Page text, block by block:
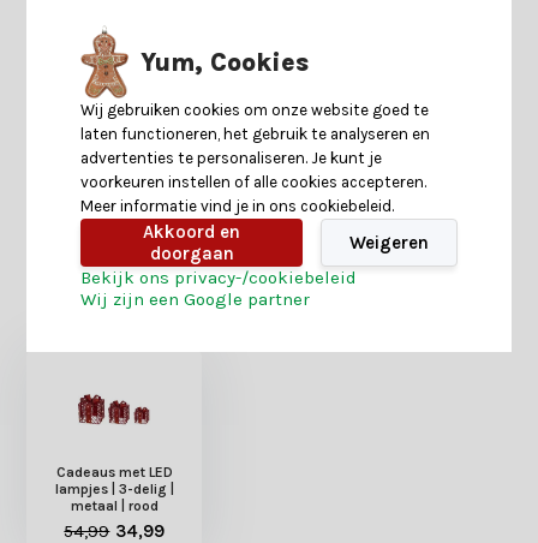
Specificaties
Reviews
Heb je nog interesse in deze recent bekeken
producten?
Cadeaus met LED
lampjes | 3-delig |
metaal | rood
54,99 34,99
Yum, Cookies
Wij gebruiken cookies om onze website goed te
laten functioneren, het gebruik te analyseren en
advertenties te personaliseren. Je kunt je
voorkeuren instellen of alle cookies accepteren.
Meer informatie vind je in ons cookiebeleid.
Akkoord en
doorgaan
Weigeren
Bekijk ons privacy-/cookiebeleid
Wij zijn een Google partner